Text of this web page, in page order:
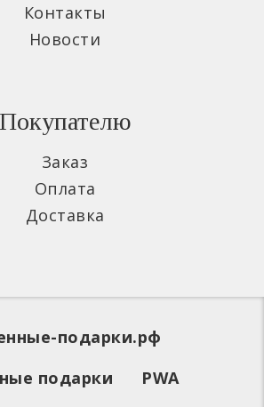
Контакты
Новости
Покупателю
Заказ
Оплата
Доставка
подарки.рф
подарки
PWA